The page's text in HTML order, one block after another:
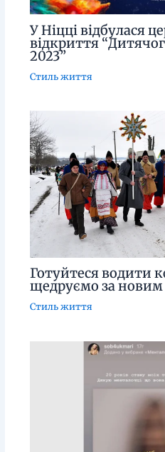
У Ніцці відбулася
відкриття
2023”
Стиль життя
Готуйтеся водити
щедруємо за новим
Стиль життя